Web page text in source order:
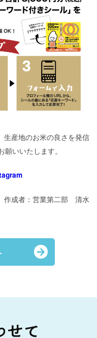
生産地のお米の良さを発信
いいたします。
作成者：営業第二部 清水